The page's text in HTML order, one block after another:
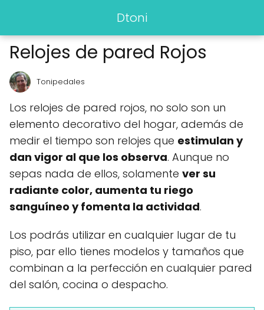
Dtoni
Relojes de pared Rojos
Tonipedales
Los relojes de pared rojos, no solo son un
elemento decorativo del hogar, además de
medir el tiempo son relojes que estimulan y
dan vigor al que los observa. Aunque no
sepas nada de ellos, solamente ver su
radiante color, aumenta tu riego
sanguíneo y fomenta la actividad.
Los podrás utilizar en cualquier lugar de tu
piso, par ello tienes modelos y tamaños que
combinan a la perfección en cualquier pared
del salón, cocina o despacho.